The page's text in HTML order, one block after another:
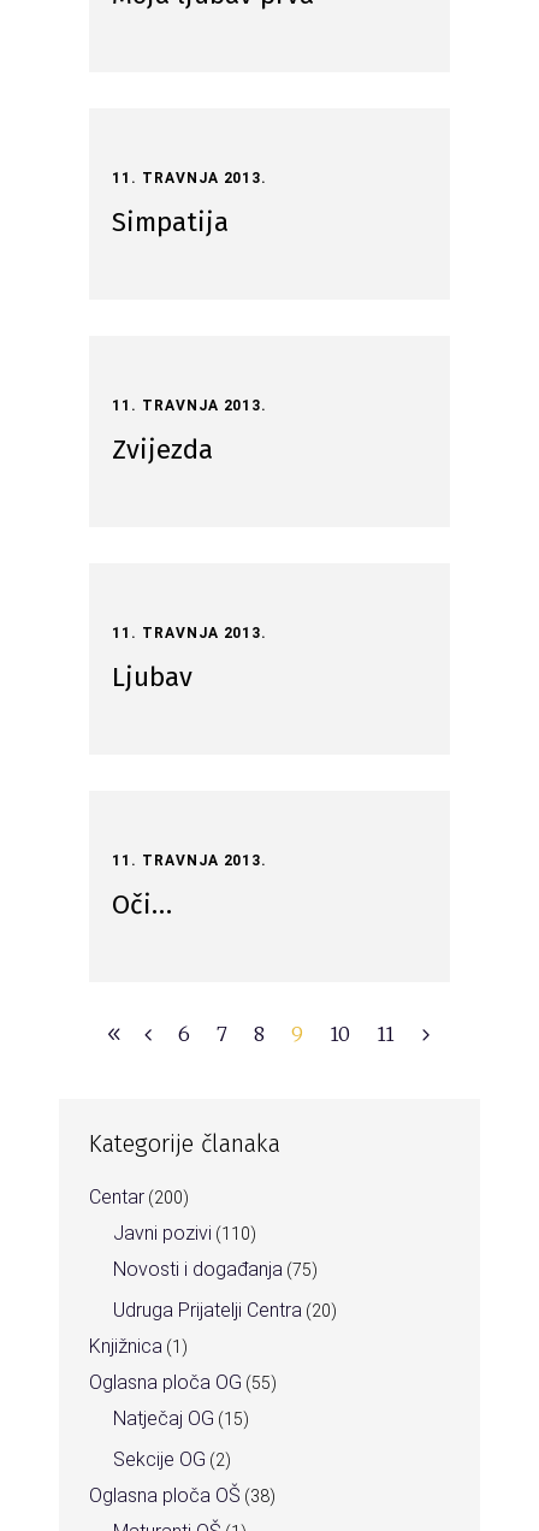
11. TRAVNJA 2013.
Simpatija
11. TRAVNJA 2013.
Zvijezda
11. TRAVNJA 2013.
Ljubav
11. TRAVNJA 2013.
Oči…
6 7 8 9 10 11
Kategorije članaka
Centar (200)
Javni pozivi (110)
Novosti i događanja (75)
Udruga Prijatelji Centra (20)
Knjižnica (1)
Oglasna ploča OG (55)
Natječaj OG (15)
Sekcije OG (2)
Oglasna ploča OŠ (38)